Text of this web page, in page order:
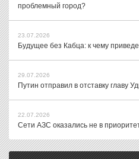
проблемный город?
23.07.2026
Будущее без Кабца: к чему
29.07.2026
Путин отправил в отставку главу
22.07.2026
Сети АЗС оказались не в